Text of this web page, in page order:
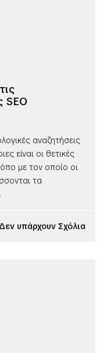
SEO
αναζητήσεις
είναι οι θετικές
με τον οποίο οι
τα
Δεν υπάρχουν Σχόλια